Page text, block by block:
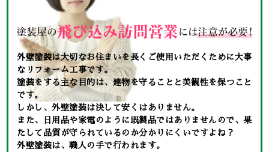
外壁塗装は大切なお住まいを長くご使用いただくために大事
なリフォーム工事です。
塗装をする主な目的は、建物を守ることと美観性を保つこと
です。
しかし、外壁塗装は決して安くはありません。
また、日用品や家電のように既製品ではありませんので、果
たして品質が守られているのか分かりにくいですよね？
外壁塗装は、職人の手で行われます。